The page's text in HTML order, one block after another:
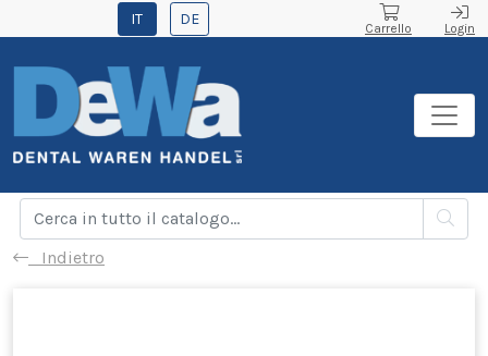
IT DE
Carrello Login
Indietro